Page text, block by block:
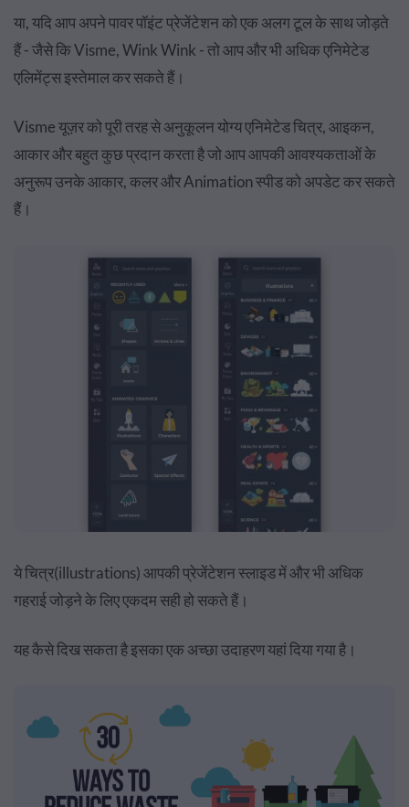
या, यदि आप अपने पावर पॉइंट प्रेजेंटेशन को एक अलग टूल के साथ जोड़ते
हैं - जैसे कि Visme, Wink Wink - तो आप और भी अधिक एनिमेटेड
एलिमेंट्स इस्तेमाल कर सकते हैं।
Visme यूज़र को पूरी तरह से अनुकूलन योग्य एनिमेटेड चित्र, आइकन,
आकार और बहुत कुछ प्रदान करता है जो आप आपकी आवश्यकताओं के
अनुरूप उनके आकार, कलर और Animation स्पीड को अपडेट कर सकते
हैं।
ये चित्र(illustrations) आपकी प्रेजेंटेशन स्लाइड में और भी अधिक
गहराई जोड़ने के लिए एकदम सही हो सकते हैं।
यह कैसे दिख सकता है इसका एक अच्छा उदाहरण यहां दिया गया है।